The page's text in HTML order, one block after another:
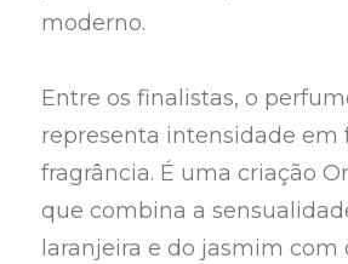
moderno.
Entre os finalistas, o
representa intensidade em
fragrância. É uma criação
que combina a
laranjeira e do jasmim com